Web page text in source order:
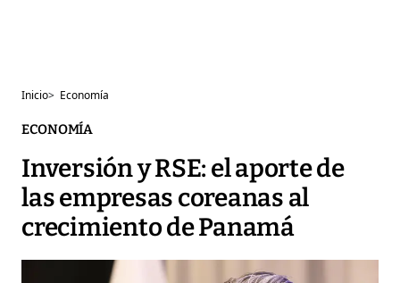
Inicio> Economía
ECONOMÍA
Inversión y RSE: el aporte de
las empresas coreanas al
crecimiento de Panamá